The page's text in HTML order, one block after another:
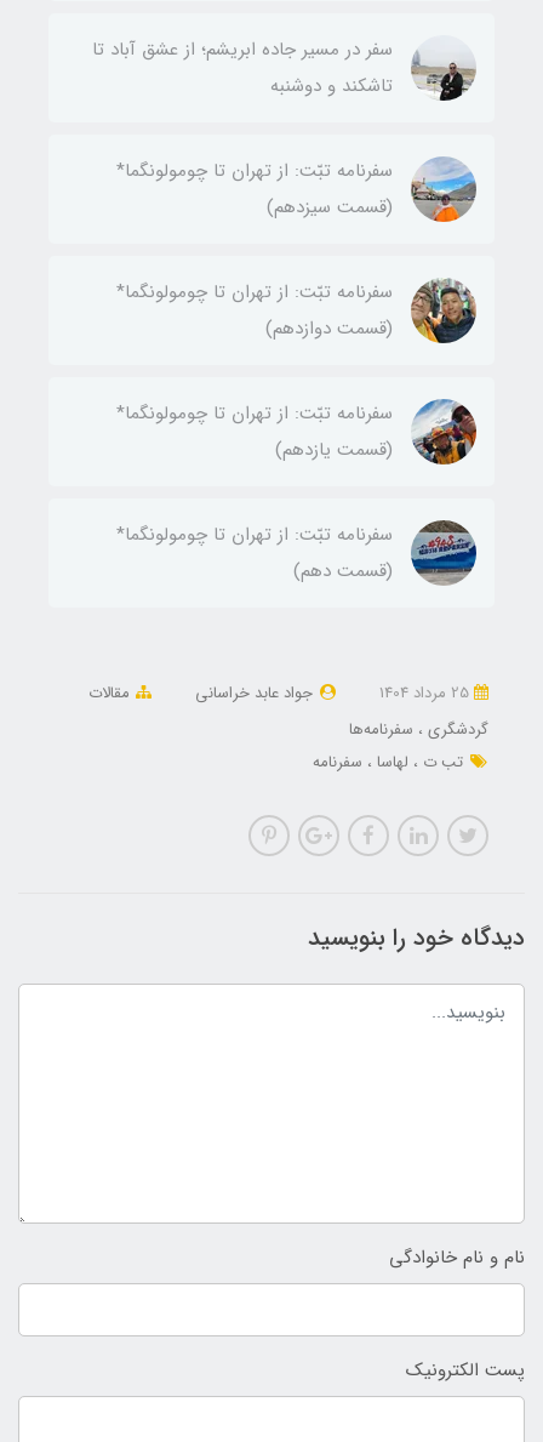
سفر در مسیر جاده ابریشم؛ از عشق آباد تا
تاشکند و دوشنبه
سفرنامه تبّت: از تهران تا چومولونگما*
(قسمت سیزدهم)
سفرنامه تبّت: از تهران تا چومولونگما*
(قسمت دوازدهم)
سفرنامه تبّت: از تهران تا چومولونگما*
(قسمت یازدهم)
سفرنامه تبّت: از تهران تا چومولونگما*
(قسمت دهم)
جواد عابد خراسانی
مقالات
گردشگری
سفرنامه‌ها
تب ت
لهاسا سفرنامه
دیدگاه خود را بنویسید
نام و نام خانوادگی
پست الکترونیک